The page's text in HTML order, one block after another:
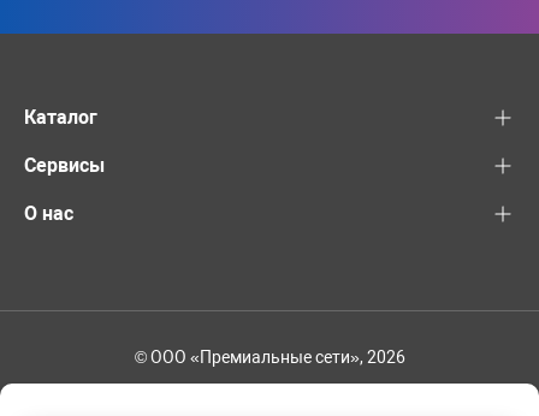
Каталог
Сервисы
О нас
© ООО «Премиальные сети», 2026